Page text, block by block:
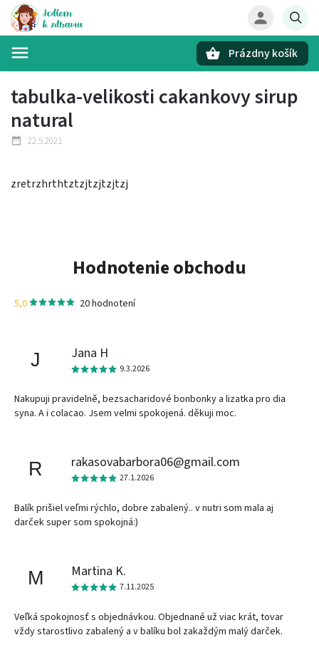
Prázdny košík
tabulka-velikosti cakankovy sirup
natural
22.5.2021
zretrzhrthtztzjtzjtzjtzj
Hodnotenie obchodu
5,0 20 hodnotení
J Jana H
9.3.2026
Nakupuji pravidelně, bezsacharidové bonbonky a lizatka pro dia
syna. A i colacao. Jsem velmi spokojená. děkuji moc.
R rakasovabarbora06@gmail.com
27.1.2026
Balík prišiel veľmi rýchlo, dobre zabalený.. v nutri som mala aj
darček super som spokojná:)
M Martina K.
7.11.2025
Veľká spokojnosť s objednávkou. Objednané už viac krát, tovar
vždy starostlivo zabalený a v balíku bol zakaždým malý darček.